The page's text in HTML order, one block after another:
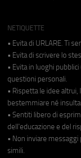
NETIQUETTE
• Evita di URLARE. Ti
• Evita di scrivere lo
• Evita in luoghi
questioni personali.
• Rispetta le idee
bestemmiare né
• Sentiti libero di
dell'educazione e del
• Non inviare
simili.